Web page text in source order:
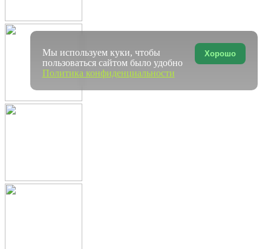
Хорошо
Мы используем куки, чтобы
пользоваться сайтом было удобно
Политика конфиденциальности